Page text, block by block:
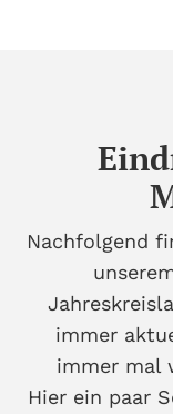
Nachfolgend
immer
immer mal
Hier ein paar